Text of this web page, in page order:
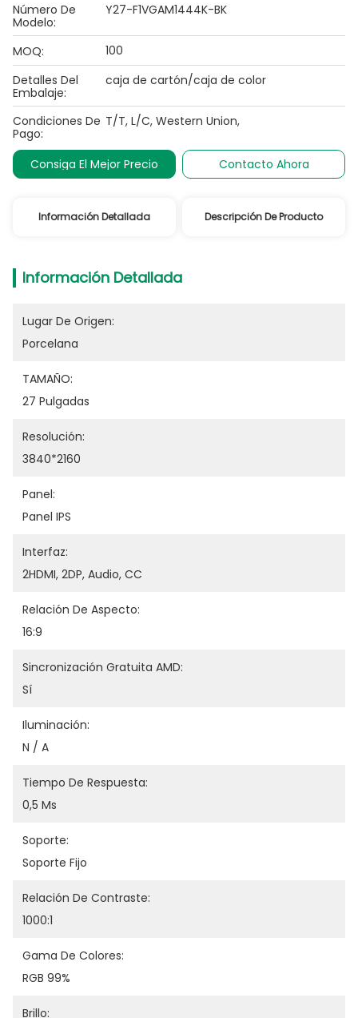
Número De
Modelo:
Y27-F1VGAM1444K-BK
MOQ:
100
Detalles Del
Embalaje:
caja de cartón/caja de color
Condiciones De
Pago:
T/T, L/C, Western Union,
Consiga El Mejor Precio Contacto Ahora
Información Detallada Descripción De Producto
Información Detallada
Lugar De Origen:
Porcelana
TAMAÑO:
27 Pulgadas
Resolución:
3840*2160
Panel:
Panel IPS
Interfaz:
2HDMI, 2DP, Audio, CC
Relación De Aspecto:
16:9
Sincronización Gratuita AMD:
Sí
Iluminación:
N / A
Tiempo De Respuesta:
0,5 Ms
Soporte:
Soporte Fijo
Relación De Contraste:
1000:1
Gama De Colores:
RGB 99%
Brillo: